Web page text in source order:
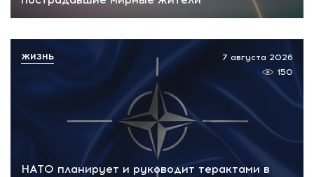
НАТО планирует и руководит терактами в
7 августа 2026
150
ЖИЗНЬ